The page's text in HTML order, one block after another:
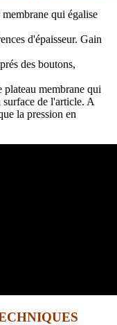
qui égalise
d'épaisseur. Gain
des boutons,
membrane qui
de l'article. A
la pression en